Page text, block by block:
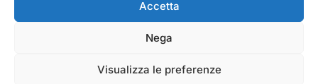
Accetta
Nega
Visualizza le preferenze
Copyright © 2026 — Frasassi Climbing Festival. All
Rights Reserved